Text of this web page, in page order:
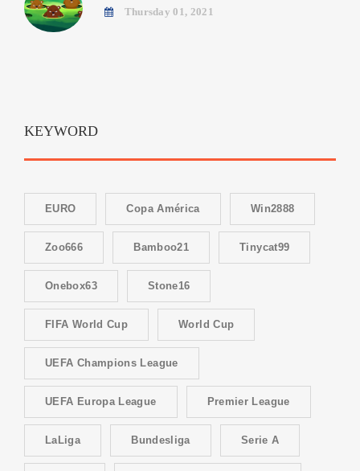
Thursday 01, 2021
KEYWORD
EURO Copa América Win2888
Zoo666 Bamboo21 Tinycat99
Onebox63 Stone16
FIFA World Cup World Cup
UEFA Champions League
UEFA Europa League Premier League
LaLiga Bundesliga Serie A